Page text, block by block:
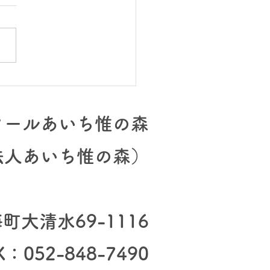
ルあいち惟の森
人あいち惟の森）
町大清水69-1116
：052-848-7490